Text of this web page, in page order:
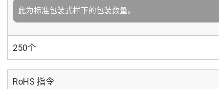
此为标准包装式样下的包装数量。
250个
RoHS 指令